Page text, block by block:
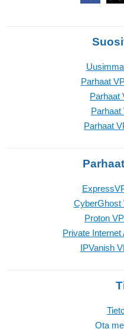
Parhaat
Parhaat
Parhaat
Parhaat
CyberGhost
Proton
Private
IPVanish
Ota